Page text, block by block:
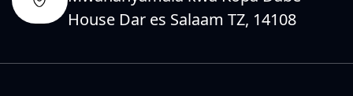
House Dar es Salaam TZ, 14108